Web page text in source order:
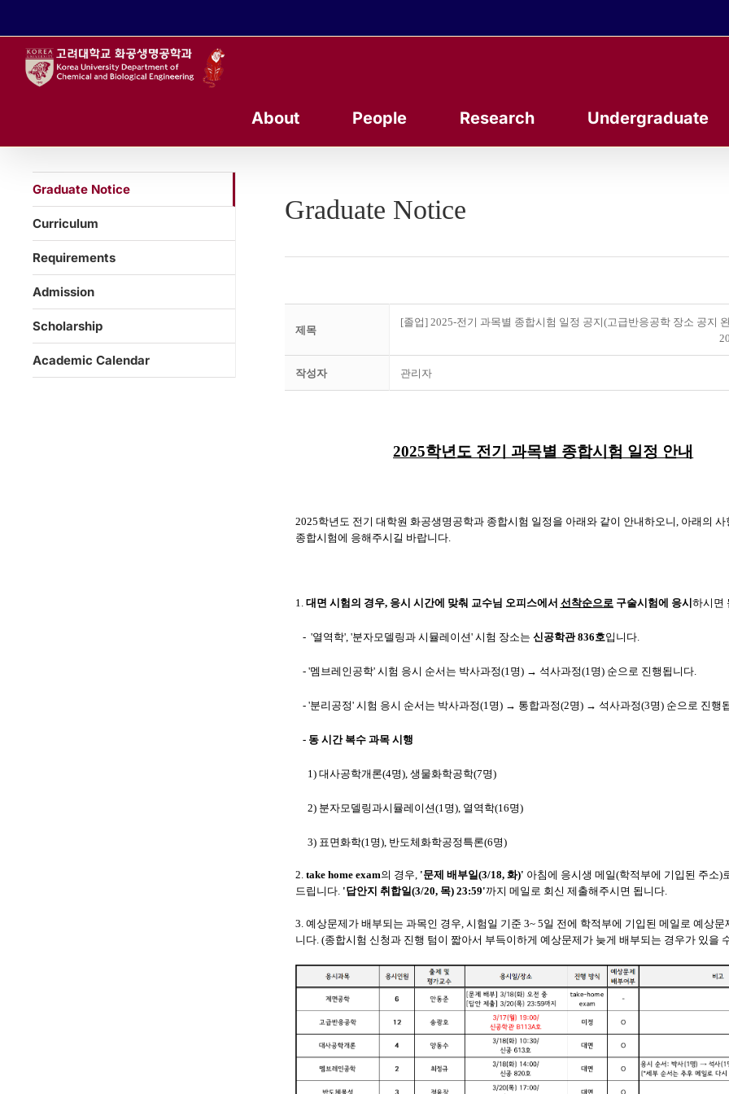
About People Research Undergraduate
Graduate Notice
제목
[졸업] 2025-전기 과목별 종합시험 일정 공지(고급반응공학 장소 공지
작성자 관리자
2025학년도 전기 과목별 종합시험 일정 안내
2025학년도 전기 대학원 화공생명공학과 종합시험 일정을 아래와 같이 안내하오니 아래의 사
종합시험에 응해주시길 바랍니다.
1. 대면 시험의 경우, 응시 시간에 맞춰 교수님 오피스에서 선착순으로 구술시험에 응시 하시면
- '열역학', '분자모델링과 시뮬레이션' 시험 장소는 신공학관 836호입니다.
- '멤브레인공학' 시험 응시 순서는 박사과정(1명) → 석사과정(1명) 순으로 진행됩니다.
- '분리공정' 시험 응시 순서는 박사과정(1명) → 통합과정(2명) → 석사과정(3명) 순으로 진행
- 동 시간 복수 과목 시행
1) 대사공학개론(4명), 생물화학공학(7명)
2) 분자모델링과시뮬레이션(1명), 열역학(16명)
3) 표면화학(1명), 반도체화학공정특론(6명)
2. take home exam의 경우, '문제 배부일(3/18, 화)' 아침에 응시생 메일(학적부에 기입된 주소)
드립니다. '답안지 취합일(3/20, 목) 23:59'까지 메일로 회신 제출해주시면 됩니다.
3. 예상문제가 배부되는 과목인 경우 시험일 기준 3~ 5일 전에 학적부에 기입된 메일로 예상문
니다. (종합시험 신청과 진행 텀이 짧아서 부득이하게 예상문제가 늦게 배부되는 경우가 있을
Graduate Notice
Curriculum
Requirements
Admission
Scholarship
Academic Calendar